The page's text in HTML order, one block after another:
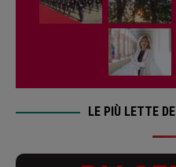
LE PIÙ LETTE